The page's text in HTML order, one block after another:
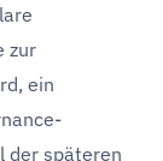
zur
ein
der späteren